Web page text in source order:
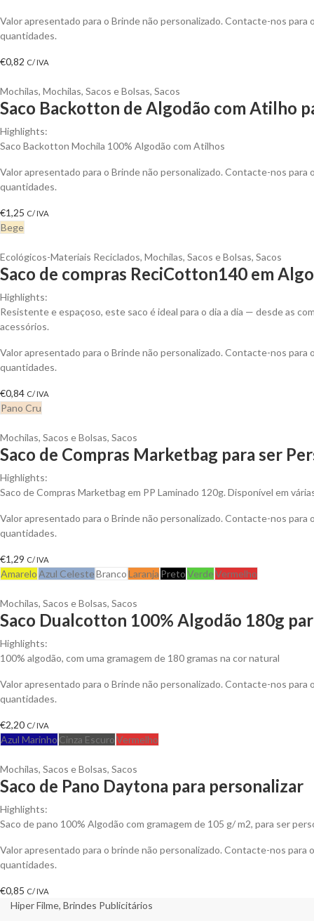
Valor apresentado para o Brinde não personalizado. Contacte-nos
quantidades.
€0,82 C/ IVA
Mochilas, Mochilas, Sacos e Bolsas, Sacos
Saco Backotton de Algodão com Atilho
Highlights:
Saco Backotton Mochila 100% Algodão com Atilhos
Valor apresentado para o Brinde não personalizado. Contacte-nos
quantidades.
€1,25 C/ IVA
Bege
Ecológicos-Materiais Reciclados, Mochilas, Sacos e Bolsas, Sacos
Saco de compras ReciCotton140 em
Highlights:
Resistente e espaçoso, este saco é ideal para o dia a dia — desde as
acessórios.
Valor apresentado para o Brinde não personalizado. Contacte-nos
quantidades.
€0,84 C/ IVA
Pano Cru
Mochilas, Sacos e Bolsas, Sacos
Saco de Compras Marketbag para ser
Highlights:
Saco de Compras Marketbag em PP Laminado 120g. Disponível em
Valor apresentado para o Brinde não personalizado. Contacte-nos
quantidades.
€1,29 C/ IVA
AmareloAzul CelesteBrancoLaranja PretoVerdeVermelho
Mochilas, Sacos e Bolsas, Sacos
Saco Dualcotton 100% Algodão 180g
Highlights:
100% algodão, com uma gramagem de 180 gramas na cor natural
Valor apresentado para o Brinde não personalizado. Contacte-nos
quantidades.
€2,20 C/ IVA
Azul Marinho Cinza EscuroVermelho
Mochilas, Sacos e Bolsas, Sacos
Saco de Pano Daytona para personalizar
Highlights:
Saco de pano 100% Algodão com gramagem de 105 g/ m2, para ser
Valor apresentado para o brinde não personalizado. Contacte-nos
quantidades.
€0,85 C/ IVA
Hiper Filme, Brindes Publicitários